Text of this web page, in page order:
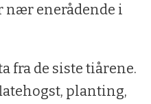
nær enerådende i
fra de siste tiårene.
planting,